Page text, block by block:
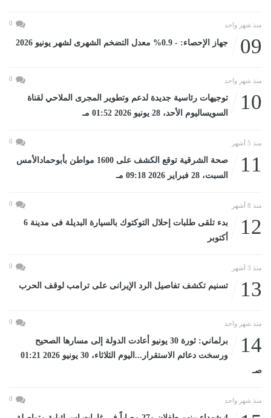
منذ شهر واحد 0
09 جهاز الإحصاء: - 0.9% معدل التضخم الشهرى لشهر يونيو 2026
منذ شهر واحد 0
10
توجيهات رئاسية جديدة لدعم وتطوير المجرى الملاحي لقناة
السويساليوم الأحد، 28 يونيو 2026 01:52 مـ
منذ 5 أشهر 0
11
صحة الشرقية توقع الكشف على 1600 مواطن بأبوحمادالأمس
السبت، 28 فبراير 2026 09:18 مـ
منذ 8 أشهر 0
12
بدء تلقى طلبات إحلال التوكتوك بالسيارة البديلة فى مدينة 6
أكتوبر
منذ 3 أشهر 0
13 تسنيم تكشف تفاصيل الرد الإيرانى على ترامب لوقف الحرب
منذ شهر واحد 0
14
برلماني: ثورة 30 يونيو أعادت الدولة إلى مسارها الصحيح
ورسخت دعائم الاستقرار...اليوم الثلاثاء، 30 يونيو 2026 01:21
صـ
منذ شهر واحد 0